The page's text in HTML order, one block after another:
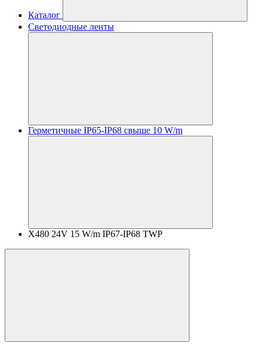
Каталог
Светодиодные ленты
Герметичные IP65-IP68 свыше 10 W/m
X480 24V 15 W/m IP67-IP68 TWP